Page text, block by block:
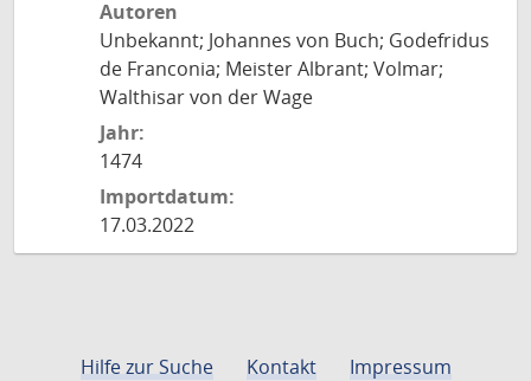
Autoren
Unbekannt; Johannes von Buch; Godefridus
de Franconia; Meister Albrant; Volmar;
Walthisar von der Wage
Jahr:
1474
Importdatum:
17.03.2022
Hilfe zur Suche Kontakt
Impressum